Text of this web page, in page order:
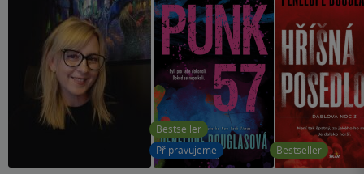
Bestseller
Připravujeme
Bestseller